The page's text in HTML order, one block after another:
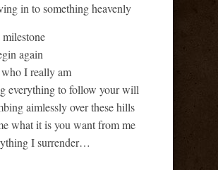
in to something heavenly
again
I really am
everything to follow your will
aimlessly over these hills
what it is you want from me
I surrender…